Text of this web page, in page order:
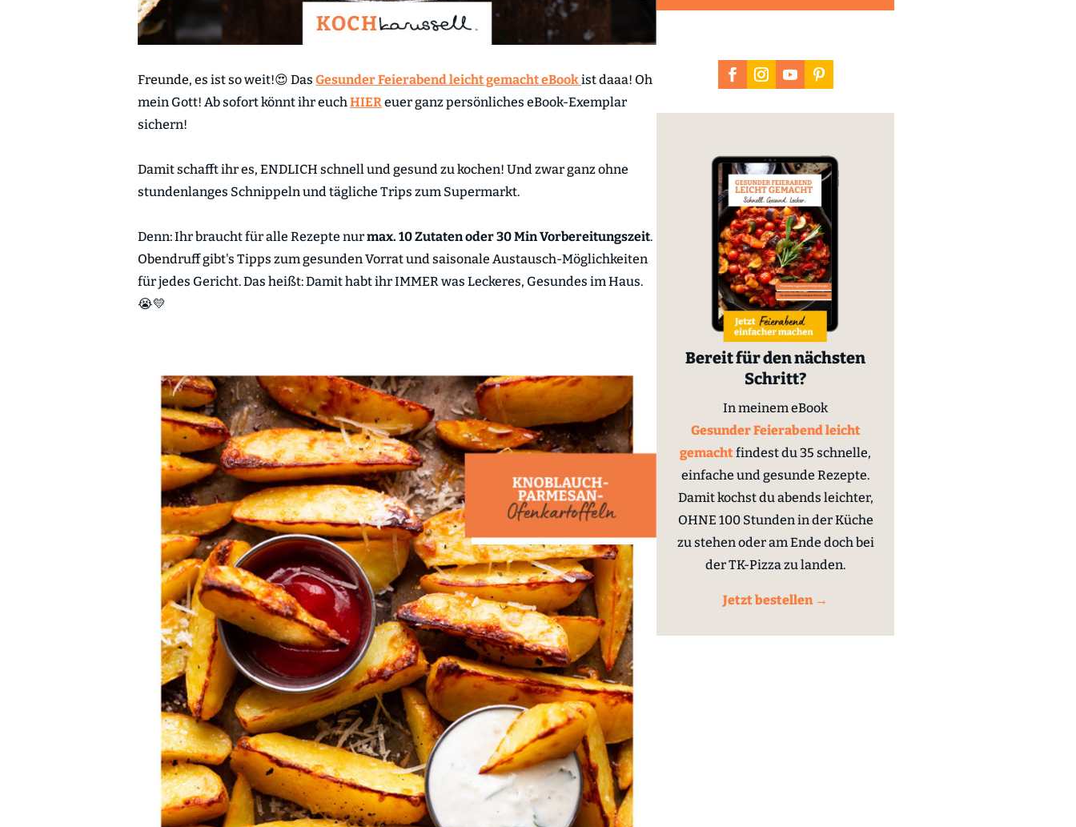
Freunde, es ist so weit!😍 Das Gesunder Feierabend leicht gemacht eBookist daaa! Oh
mein Gott! Ab sofort könnt ihr euchHIEReuer ganz persönliches eBook-Exemplar
sichern!
Damit schafft ihr es, ENDLICH schnell und gesund zu kochen! Und zwar ganz ohne
stundenlanges Schnippeln und tägliche Trips zum Supermarkt.⁠
Denn: Ihr braucht für alle Rezepte nurmax. 10 Zutatenoder 30 Min Vorbereitungszeit.
Obendruff gibt's Tipps zum gesunden Vorrat und saisonale Austausch-Möglichkeiten
für jedes Gericht. Das heißt: Damit habt ihr IMMER was Leckeres, Gesundes im Haus.
😭💛⁠
Bereit für den nächsten
Schritt?
In meinem eBook
Gesunder Feierabend leicht
gemachtfindest du 35 schnelle,
einfache und gesunde Rezepte.
Damit kochst du abends leichter,
OHNE 100 Stunden in der Küche
zu stehen oder am Ende doch bei
der TK-Pizza zu landen.
Jetzt bestellen →